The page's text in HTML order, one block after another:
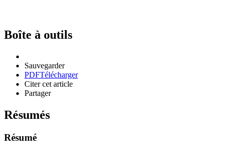
Boîte à outils
Sauvegarder
PDFTélécharger
Citer cet article
Partager
Résumés
Résumé